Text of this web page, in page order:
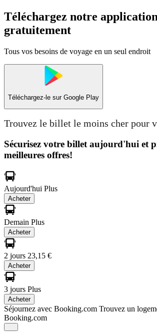
Téléchargez notre application
gratuitement
Tous vos besoins de voyage en un seul endroit
Téléchargez-le sur Google Play
Trouvez le billet le moins cher pour
Sécurisez votre billet aujourd'hui et
meilleures offres!
Aujourd'hui Plus
Acheter
Demain Plus
Acheter
2 jours 23,15 €
Acheter
3 jours Plus
Acheter
Séjournez avec Booking.com Trouvez un
Booking.com